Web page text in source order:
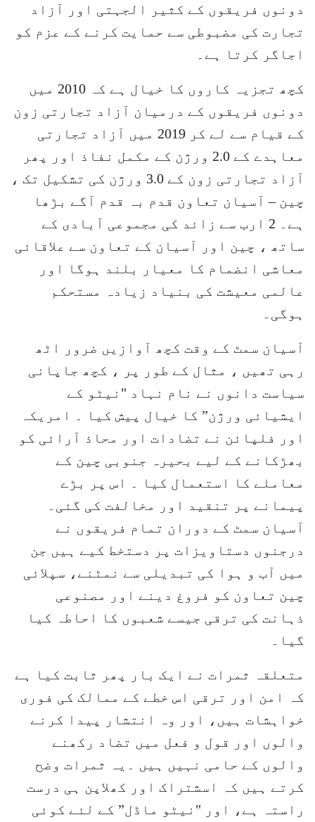
دونوں فریقوں کے کثیر الجہتی اور آزاد
تجارت کی مضبوطی سے حمایت کرنے کے عزم کو
اجاگر کرتا ہے۔
کچھ تجزیہ کاروں کا خیال ہے کہ 2010 میں
دونوں فریقوں کے درمیان آزاد تجارتی زون
کے قیام سے لے کر 2019 میں آزاد تجارتی
معاہدے کے 2.0 ورژن کے مکمل نفاذ اور پھر
آزاد تجارتی زون کے 3.0 ورژن کی تشکیل تک ،
چین – آسیان تعاون قدم بہ قدم آگے بڑھا
ہے۔ 2 ارب سے زائد کی مجموعی آبادی کے
ساتھ ، چین اور آسیان کے تعاون سے علاقائی
معاشی انضمام کا معیار بلند ہوگا اور
عالمی معیشت کی بنیاد زیادہ مستحکم
ہوگی۔
آسیان سمٹ کے وقت کچھ آوازیں ضرور اٹھ
رہی تھیں ، مثال کے طور پر ، کچھ جاپانی
سیاست دانوں نے نام نہاد "نیٹو کے
ایشیائی ورژن” کا خیال پیش کیا ۔ امریکہ
اور فلپائن نے تضادات اور محاذ آرائی کو
بھڑکانے کے لیے بحیرہ جنوبی چین کے
معاملے کا استعمال کیا ۔ اس پر بڑے
پیمانے پر تنقید اور مخالفت کی گئی۔
آسیان سمٹ کے دوران تمام فریقوں نے
درجنوں دستاویزات پر دستخط کیے ہیں جن
میں آب و ہوا کی تبدیلی سے نمٹنے، سپلائی
چین تعاون کو فروغ دینے اور مصنوعی
ذہانت کی ترقی جیسے شعبوں کا احاطہ کیا
گیا۔
متعلقہ ثمرات نے ایک بار پھر ثابت کیا ہے
کہ امن اور ترقی اس خطے کے ممالک کی فوری
خواہشات ہیں، اور وہ انتشار پیدا کرنے
والوں اور قول و فعل میں تضاد رکھنے
والوں کے حامی نہیں ہیں ۔یہ ثمرات وضح
کرتے ہیں کہ اسشتراک اور کھلاپن ہی درست
راستہ ہے، اور "نیٹو ماڈل” کے لئے کوئی